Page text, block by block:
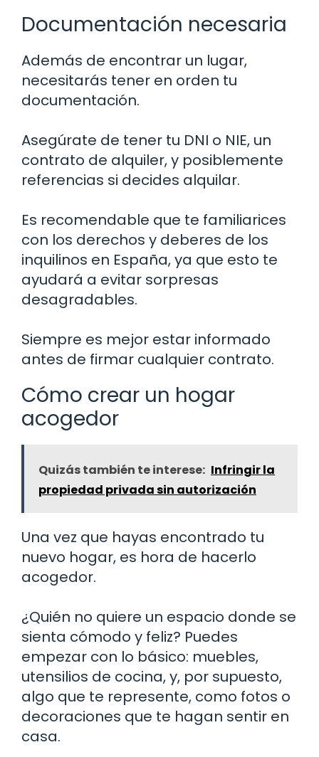
Documentación necesaria
Además de encontrar un lugar,
necesitarás tener en orden tu
documentación.
Asegúrate de tener tu DNI o NIE, un
contrato de alquiler, y posiblemente
referencias si decides alquilar.
Es recomendable que te familiarices
con los derechos y deberes de los
inquilinos en España, ya que esto te
ayudará a evitar sorpresas
desagradables.
Siempre es mejor estar informado
antes de firmar cualquier contrato.
Cómo crear un hogar
acogedor
Quizás también te interese: Infringir la
propiedad privada sin autorización
Una vez que hayas encontrado tu
nuevo hogar, es hora de hacerlo
acogedor.
¿Quién no quiere un espacio donde se
sienta cómodo y feliz? Puedes
empezar con lo básico: muebles,
utensilios de cocina, y, por supuesto,
algo que te represente, como fotos o
decoraciones que te hagan sentir en
casa.